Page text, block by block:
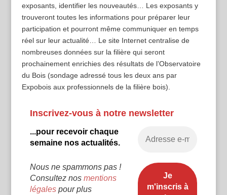
exposants, identifier les nouveautés… Les exposants y
trouveront toutes les informations pour préparer leur
participation et pourront même communiquer en temps
réel sur leur actualité… Le site Internet centralise de
nombreuses données sur la filière qui seront
prochainement enrichies des résultats de l’Observatoire
du Bois (sondage adressé tous les deux ans par
Expobois aux professionnels de la filière bois).
Inscrivez-vous à notre newsletter
...pour recevoir chaque
semaine nos actualités.
Nous ne spammons pas !
Consultez nos mentions
légalespour plus